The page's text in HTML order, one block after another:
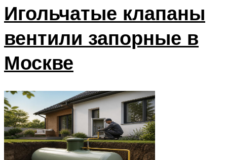
Игольчатые клапаны
вентили запорные в
Москве